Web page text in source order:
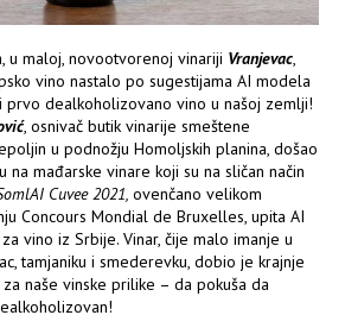
u maloj, novootvorenoj vinariji Vranjevac,
vino nastalo po sugestijama AI modela
prvo dealkoholizovano vino u našoj zemlji!
, osnivač butik vinarije smeštene
u podnožju Homoljskih planina, došao
na mađarske vinare koji su na sličan način
Cuvee 2021,ovenčano velikom
Concours Mondial de Bruxelles, upita AI
vino iz Srbije. Vinar, čije malo imanje u
tamjaniku i smederevku, dobio je krajnje
naše vinske prilike – da pokuša da